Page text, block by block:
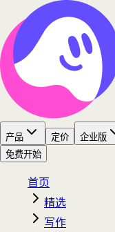
产品 定价 企业版
免费开始
首页
精选
写作